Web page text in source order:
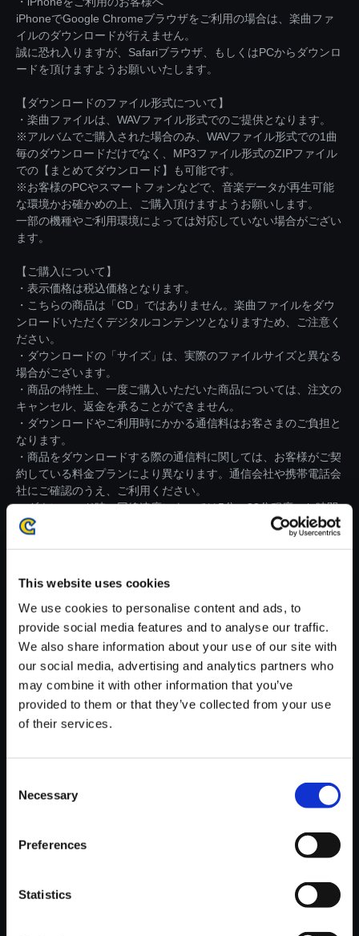
This website uses cookies
We use cookies to personalise content and ads, to
provide social media features and to analyse our traffic.
We also share information about your use of our site with
our social media, advertising and analytics partners who
may combine it with other information that you’ve
provided to them or that they’ve collected from your use
of their services.
Selection
Necessary
Preferences
Statistics
iPhoneでGoogle Chromeブラウザをご利用の場合は、楽曲ファ
イルのダウンロードが行えません。
誠に恐れ入りますが、Safariブラウザ、もしくはPCからダウンロ
ードを頂けますようお願いいたします。
【ダウンロードのファイル形式について】
・楽曲ファイルは、WAVファイル形式でのご提供となります。
※アルバムでご購入された場合のみ、WAVファイル形式での1曲
毎のダウンロードだけでなく、MP3ファイル形式のZIPファイル
での【まとめてダウンロード】も可能です。
※お客様のPCやスマートフォンなどで、音楽データが再生可能
な環境かお確かめの上、ご購入頂けますようお願いします。
一部の機種やご利用環境によっては対応していない場合がござい
ます。
【ご購入について】
・表示価格は税込価格となります。
・こちらの商品は「CD」ではありません。楽曲ファイルをダウ
ンロードいただくデジタルコンテンツとなりますため、ご注意く
ださい。
・ダウンロードの「サイズ」は、実際のファイルサイズと異なる
場合がございます。
・商品の特性上、一度ご購入いただいた商品については、注文の
キャンセル、返金を承ることができません。
・ダウンロードやご利用時にかかる通信料はお客さまのご負担と
なります。
・商品をダウンロードする際の通信料に関しては、お客様がご契
約している料金プランにより異なります。通信会社や携帯電話会
社にご確認のうえ、ご利用ください。
・ダウンロード時、回線速度によっては5分～83分程度のお時間
がかかる場合がございます。
※ご購入いただいたファイルのダウンロードの際には、通信環境
【単曲】モンスターハンタース
トーリーズ3 ～運命の双竜～
150円